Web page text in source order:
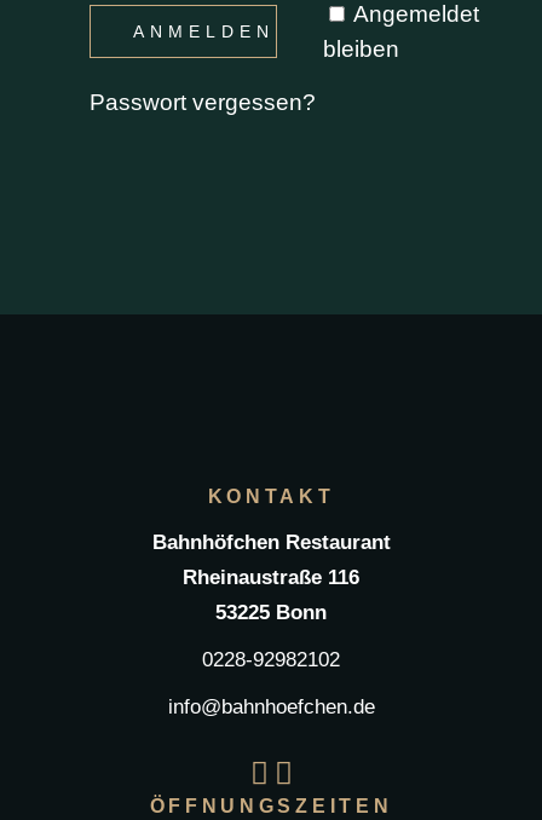
Angemeldet
bleiben
ANMELDEN
Passwort vergessen?
KONTAKT
Bahnhöfchen Restaurant
Rheinaustraße 116
53225 Bonn
0228-92982102
info@bahnhoefchen.de
ÖFFNUNGSZEITEN